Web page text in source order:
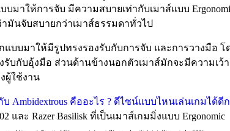
บมาให้การจับ มีความสบายเท่ากับเมาส์แบบ
นจับสบายกว่าเมาส์ธรรมดาทั่วไป
กแบบมาให้มีรูปทรงรองรับกับการจับ และการวางมือ
รับกับอุ้งมือ ส่วนด้านข้างนอกตัวเมาส์มักจะมีความเว้
ผู้ใช้งาน
และ Razer Basilisk ที่เป็นเมาส์เกมมิ่งแบบ Ergonomic